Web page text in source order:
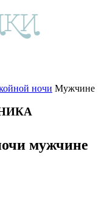
ночи Мужчине
мужчине